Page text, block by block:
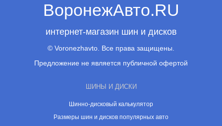
ВоронежАвто.RU
интернет-магазин шин и дисков
© Voronezhavto. Все права защищены.
Предложение не является публичной офертой
ШИНЫ И ДИСКИ
Шинно-дисковый калькулятор
Размеры шин и дисков популярных авто